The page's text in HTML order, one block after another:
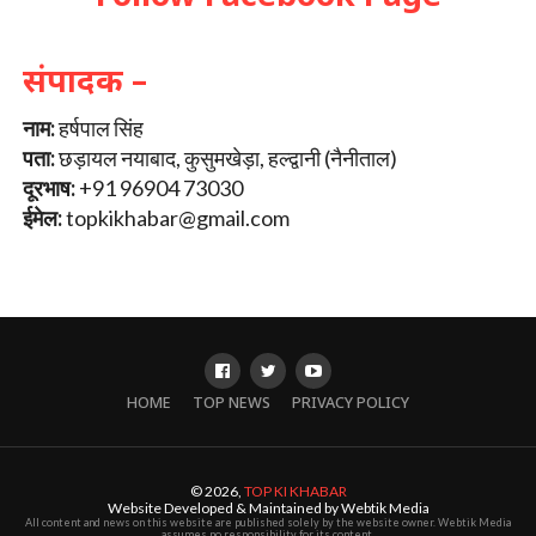
संपादक –
नाम:हर्षपाल सिंह
पता:छड़ायल नयाबाद, कुसुमखेड़ा, हल्द्वानी (नैनीताल)
दूरभाष:+91 96904 73030
ईमेल:topkikhabar@gmail.com
HOME TOP NEWS PRIVACY POLICY
© 2026, TOP KI KHABAR
Website Developed & Maintained by Webtik Media
All content and news on this website are published solely by the website owner. Webtik Media